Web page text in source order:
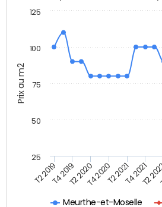
Prix au m2
Meurthe-et-Moselle
T2 2019T4 2019T2 2020T4 2020T2 2021T4 2021
T2
100
25
50
75
125